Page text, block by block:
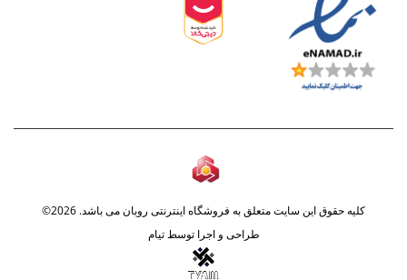
کلیه حقوق این سایت متعلق به فروشگاه اینترنتی روبان می باشد. 2026©
طراحی و اجرا توسطتیام